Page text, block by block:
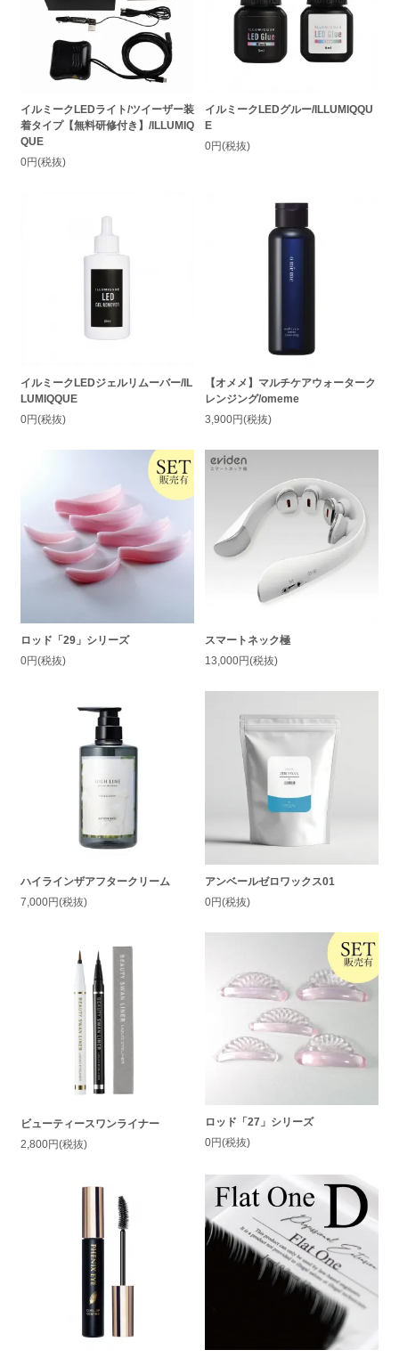
イルミークLEDライト/ツイーザー装
着タイプ【無料研修付き】/ILLUMIQ
QUE
0円(税抜)
イルミークLEDグルー/ILLUMIQQU
E
0円(税抜)
イルミークLEDジェルリムーバー/IL
LUMIQQUE
0円(税抜)
【オメメ】マルチケアウォーターク
レンジング/omeme
3,900円(税抜)
ロッド「29」シリーズ
0円(税抜)
スマートネック極
13,000円(税抜)
ハイラインザアフタークリーム
7,000円(税抜)
アンベールゼロワックス01
0円(税抜)
ビューティースワンライナー
2,800円(税抜)
ロッド「27」シリーズ
0円(税抜)